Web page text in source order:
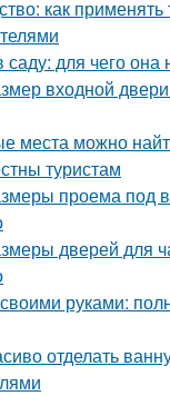
как
для чего она
входной
места можно
туристам
проема под
дверей для
руками:
отделать